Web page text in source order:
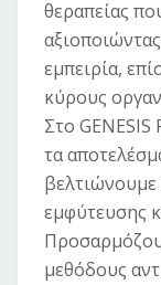
θεραπείας
εμπειρία,
κύρους
Στο
τα
εμφύτευσης
μεθόδους